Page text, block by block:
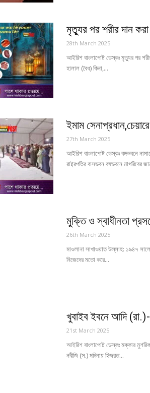
মৃত্যুর পর শরীর দান
28th March 2025
আইরিশ বাংলাপোষ্ট ডেস্কঃ মৃত্যুর পর
হালাল (বৈধ) কিনা,...
ইমাম
27th March 2025
আইরিশ বাংলাপোষ্ট ডেস্কঃ বঙ্গভবনে
রাষ্ট্রপতির বাসভবন বঙ্গভবনে মাগরিবের
মুক্তি ও স্বাধীনতা
26th March 2025
মাওলানা সাখাওয়াত উল্লাহ: ১৯৪৭
নিজেদের মতো করে...
খুবাইব ইবনে আদি
21st March 2025
আইরিশ বাংলাপোষ্ট ডেস্কঃ মক্কার
নবীজি (স.) মদিনায় হিজরত...